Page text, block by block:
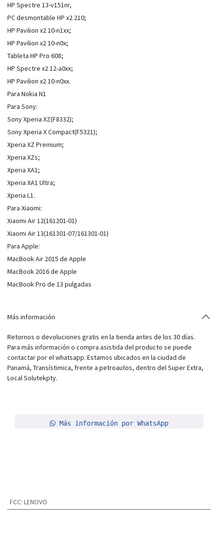
HP Spectre 13-v151nr,
PC desmontable HP x2 210;
HP Pavilion x2 10-n1xx;
HP Pavilion x2 10-n0x;
Tableta HP Pro 608;
HP Spectre x2 12-a0xx;
HP Pavilion x2 10-n0xx.
Para Nokia N1
Para Sony:
Sony Xperia XZ(F8332);
Sony Xperia X Compact(F5321);
Xperia XZ Premium;
Xperia XZs;
Xperia XA1;
Xperia XA1 Ultra;
Xperia L1.
Para Xiaomi:
Xiaomi Air 12(161201-01)
Xiaomi Air 13(161301-07/161301-01)
Para Apple:
MacBook Air 2015 de Apple
MacBook 2016 de Apple
MacBook Pro de 13 pulgadas
Más información
Retornos o devoluciones gratis en la tienda antes de los 30 días.
Para más información o compra asistida del producto se puede
contactar por el whatsapp. Estamos ubicados en la ciudad de
Panamá, Transístimica, frente a petroautos, dentro del Super Extra,
Local Solutekpty.
Más información por WhatsApp
FCC: LENOVO